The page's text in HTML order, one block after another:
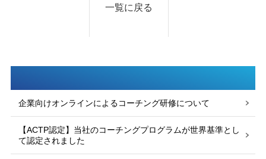
一覧に戻る
企業向けオンラインによるコーチング研修について
【ACTP認定】当社のコーチングプログラムが世界基準とし
て認定されました